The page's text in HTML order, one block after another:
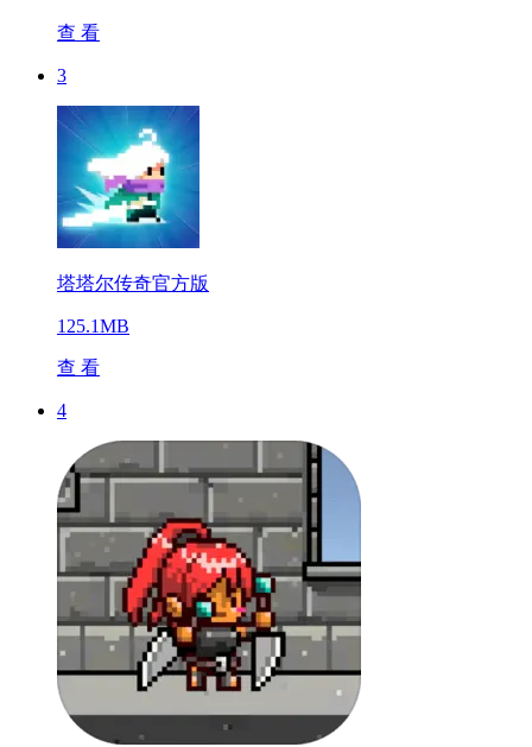
查 看
3
塔塔尔传奇官方版
125.1MB
查 看
4